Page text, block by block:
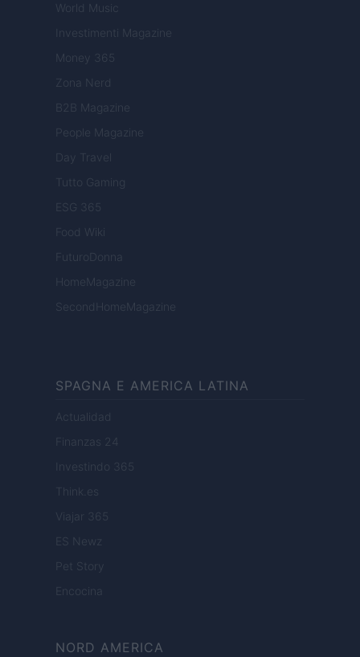
World Music
Investimenti Magazine
Money 365
Zona Nerd
B2B Magazine
People Magazine
Day Travel
Tutto Gaming
ESG 365
Food Wiki
FuturoDonna
HomeMagazine
SecondHomeMagazine
SPAGNA E AMERICA LATINA
Actualidad
Finanzas 24
Investindo 365
Think.es
Viajar 365
ES Newz
Pet Story
Encocina
NORD AMERICA